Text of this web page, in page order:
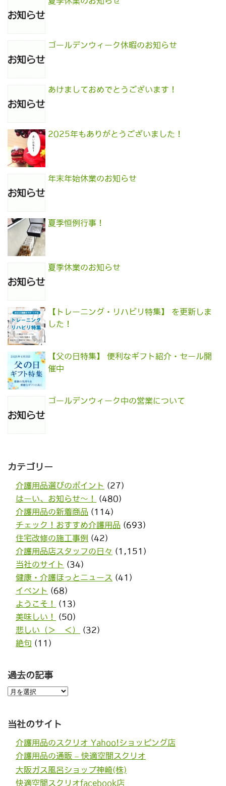
ゴールデンウィーク休暇のお知らせ
あけましておめでとうございます！
2025年もありがとうございました！
年末年始休業のお知らせ
夏季恒例行事！
夏季休業のお知らせ
【トレーニング・リハビリ特集】 を更新しま
した！
【父の日特集】 便利なギフト紹介・セール開
催中
ゴールデンウィーク中の営業について
カテゴリー
介護用品選びのポイント (27)
はーい、お知らせ〜！
(480)
介護用品の新着商品 (114)
チェック！おすすめ介護用品 (693)
住宅改修の施工事例 (42)
介護用品店スタッフの日々 (1,151)
当社のサイト (34)
健康・介護ほっとニュース (41)
イベント (68)
ようこそ！
(13)
美味しい！
(50)
悲しい（＞＿＜）
(32)
絶句 (11)
過去の記事
過
去
事
当社のサイト
介護用品のスクリオ Yahoo!ショッピング店
介護用品の通販 – 快適空間スクリオ
大阪ガス風呂ショップ神崎(株)
快適空間スクリオfacebook店